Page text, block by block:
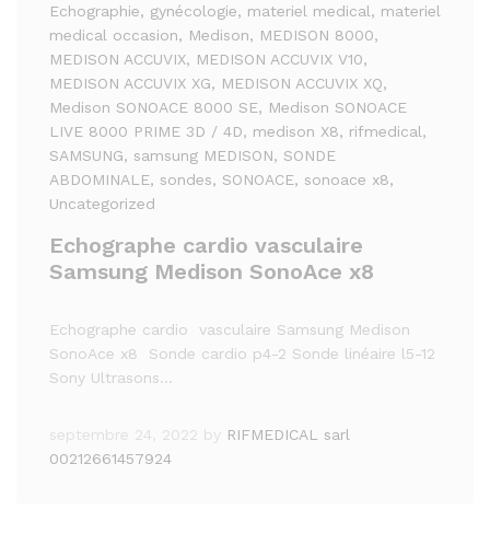
Echographie, gynécologie, materiel medical, materiel
medical occasion, Medison, MEDISON 8000,
MEDISON ACCUVIX, MEDISON ACCUVIX V10,
MEDISON ACCUVIX XG, MEDISON ACCUVIX XQ,
Medison SONOACE 8000 SE, Medison SONOACE
LIVE 8000 PRIME 3D / 4D, medison X8, rifmedical,
SAMSUNG, samsung MEDISON, SONDE
ABDOMINALE, sondes, SONOACE, sonoace x8,
Uncategorized
Echographe cardio vasculaire
Samsung Medison SonoAce x8
Echographe cardio vasculaire Samsung Medison
SonoAce x8 Sonde cardio p4-2 Sonde linéaire l5-12
Sony Ultrasons…
septembre 24, 2022 by RIFMEDICAL sarl
00212661457924